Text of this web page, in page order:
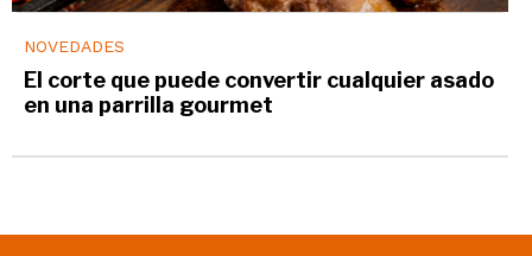
NOVEDADES
El corte que puede convertir cualquier asado
en una parrilla gourmet